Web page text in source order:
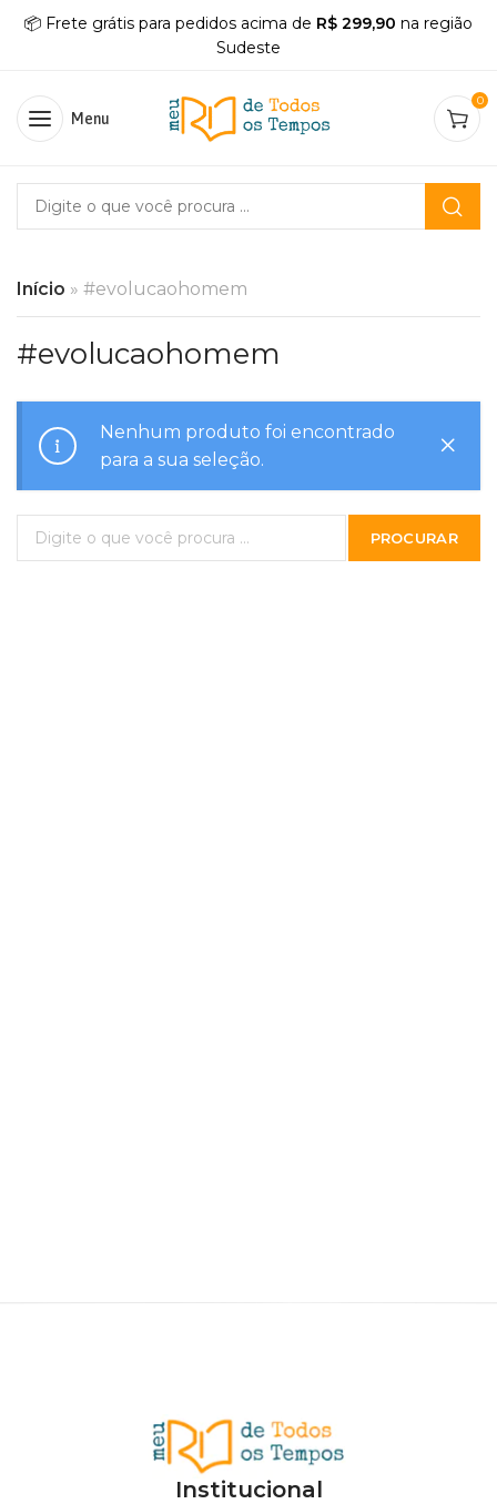
📦 Frete grátis para pedidos acima de R$ 299,90 na região
Sudeste
Menu
0
Início » #evolucaohomem
#evolucaohomem
Nenhum produto foi encontrado
para a sua seleção.
PROCURAR
Institucional